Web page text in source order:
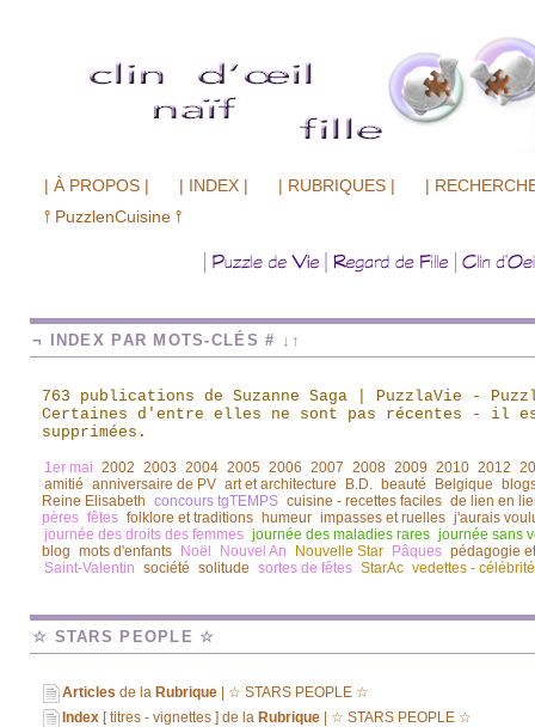
| À PROPOS | | INDEX | | RUBRIQUES |
|
⫯ PuzzlenCuisine ⫯
¬ INDEX PAR MOTS-CLÉS # ↓↑
763 publications de Suzanne Saga | PuzzlaVie -
Certaines d'entre elles ne sont pas récentes
-
il
supprimées.
1er mai 2002 2003 2004 2005 2006 2007 2008 2009 2010 2012
amitié anniversaire de PV art et architecture B.D. beauté Belgique
Reine Elisabeth concours tgTEMPS cuisine - recettes faciles de lien en
pères fêtes folklore et traditions humeur impasses et ruelles j'aurais
journée des droits des femmes journée des maladies rares journée sans
blog mots d'enfants Noël Nouvel An Nouvelle Star Pâques pédagogie
Saint-Valentin société solitude sortes de fêtes StarAc vedettes -
☆ STARS PEOPLE ☆
Articles de la Rubrique | ☆ STARS PEOPLE ☆
Index [ titres - vignettes ] de la Rubrique | ☆ STARS PEOPLE ☆